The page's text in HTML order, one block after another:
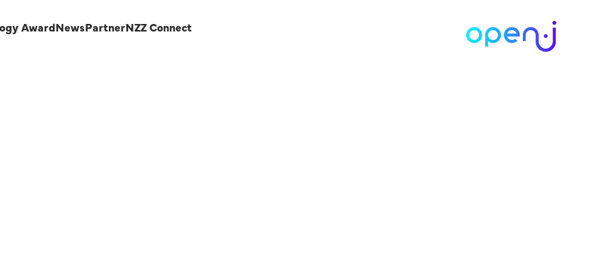
Award News PartnerNZZ Connect